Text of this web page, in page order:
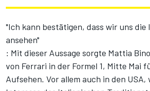
"Ich kann bestätigen, dass wir uns die
ansehen"
: Mit dieser Aussage sorgte Mattia
von Ferrari in der Formel 1, Mitte Mai
Aufsehen. Vor allem auch in den USA,